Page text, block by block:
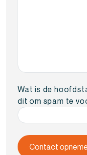
Wat is de
dit om spam te